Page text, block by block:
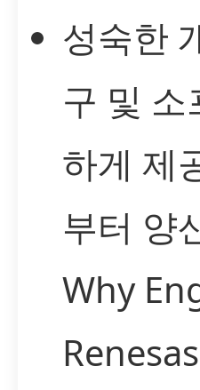
성숙한
구 및
하게 제
부터 양
Why
Renesas